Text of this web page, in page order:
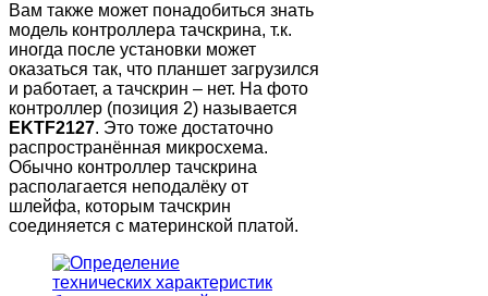
Вам также может понадобиться знать
модель контроллера тачскрина, т.к.
иногда после установки может
оказаться так, что планшет загрузился
и работает, а тачскрин – нет. На фото
контроллер (позиция 2) называется
EKTF2127. Это тоже достаточно
распространённая микросхема.
Обычно контроллер тачскрина
располагается неподалёку от
шлейфа, которым тачскрин
соединяется с материнской платой.